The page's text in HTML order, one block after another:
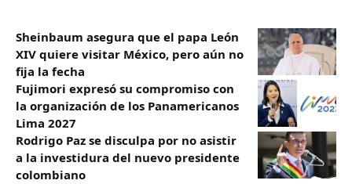
Sheinbaum asegura que el papa León
XIV quiere visitar México, pero aún no
fija la fecha
Fujimori expresó su compromiso con
la organización de los Panamericanos
Lima 2027
Rodrigo Paz se disculpa por no asistir
a la investidura del nuevo presidente
colombiano